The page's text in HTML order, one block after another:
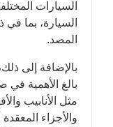
السيارات
السيارة، بما
المصد.
بالإضافة إلى
بالغ الأهمية في
مثل الأنابيب
والأجزاء